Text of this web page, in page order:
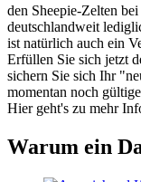
den Sheepie-Zelten bei
deutschlandweit
ist natürlich auch ein
Erfüllen Sie sich jetzt
sichern Sie sich Ihr
momentan noch
Hier geht's zu mehr
Warum ein